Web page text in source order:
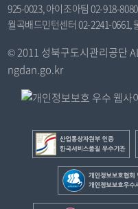
925-0023, 아이조아팀 02-918-
월곡배드민턴센터 02-2241-0661,
© 2011 성북구도시관리공단
ngdan.go.kr
산
업
통
상
개
인